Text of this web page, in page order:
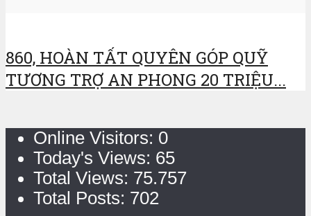
860, HOÀN TẤT QUYÊN GÓP QUỸ
TƯƠNG TRỢ AN PHONG 20 TRIỆU...
Online Visitors: 0
Today's Views: 65
Total Views: 75.757
Total Posts: 702